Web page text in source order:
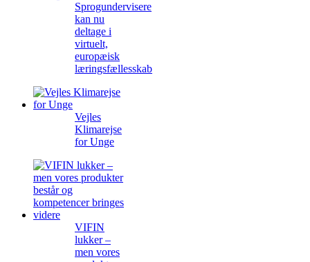
Sprogundervisere
kan nu
deltage i
virtuelt,
europæisk
læringsfællesskab
Vejles
Klimarejse
for Unge
VIFIN
lukker –
men vores